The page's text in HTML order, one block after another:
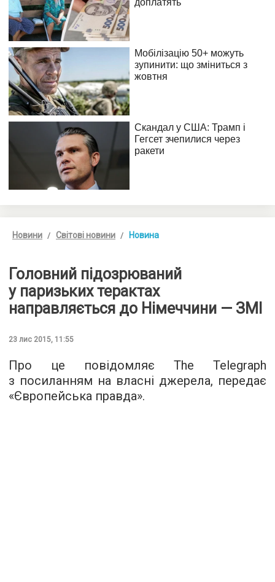
Новини Світові новини Новина
Головний підозрюваний
у паризьких терактах
направляється до Німеччини — ЗМІ
23 лис 2015, 11:55
Про це повідомляє The Telegraph
з посиланням на власні джерела, передає
«Європейська правда».